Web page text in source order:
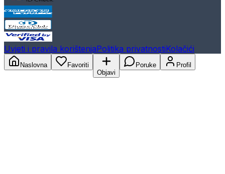
Uvjeti i pravila korištenjaPolitika privatnostiKolačići
Naslovna
Favoriti
Objavi
Poruke Profil